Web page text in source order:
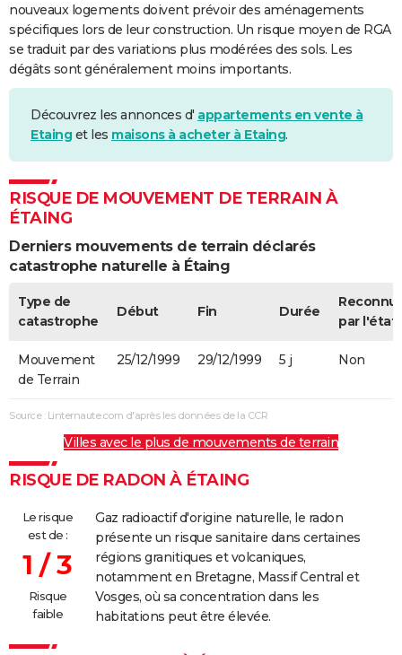
nouveaux logements doivent prévoir des aménagements
spécifiques lors de leur construction. Un risque moyen de RGA
se traduit par des variations plus modérées des sols. Les
dégâts sont généralement moins importants.
Découvrez les annonces d' appartements en vente à
Etaing et les maisons à acheter à Etaing.
RISQUE DE MOUVEMENT DE TERRAIN À
ÉTAING
Derniers mouvements de terrain déclarés
catastrophe naturelle à Étaing
Type de
catastrophe
Début Fin Durée
par l'état
Mouvement
de Terrain
25/12/1999 29/12/1999 5 j Non
Source : Linternaute.com d'après les données de la CCR
Villes avec le plus de mouvements de terrain
RISQUE DE RADON À ÉTAING
Le risque
est de :
1 / 3
Risque
faible
Gaz radioactif d'origine naturelle, le radon
présente un risque sanitaire dans certaines
régions granitiques et volcaniques,
notamment en Bretagne, Massif Central et
Vosges, où sa concentration dans les
habitations peut être élevée.